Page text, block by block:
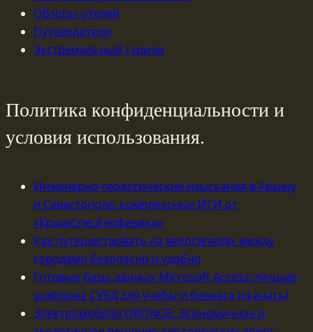
Обзоры отелей
Путеводители
Экстремальный туризм
Политика конфиденциальности и
условия использования.
Инженерно-геологические изыскания в Крыму
и Севастополе: комплексные ИГИ от
«КрымСпецГеофизика»
Как путешествовать на велосипедах между
городами безопасно и удобно
Готовые базы данных Microsoft Access: лучшие
шаблоны СУБД для учебы и бизнеса (скачать)
Электромобили QRONGE: Экономичное и